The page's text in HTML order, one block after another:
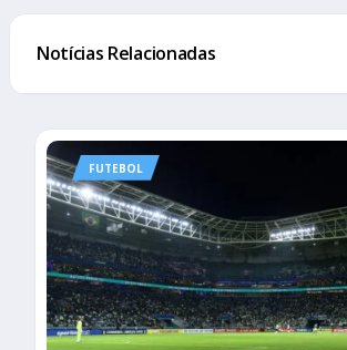
Notícias Relacionadas
FUTEBOL